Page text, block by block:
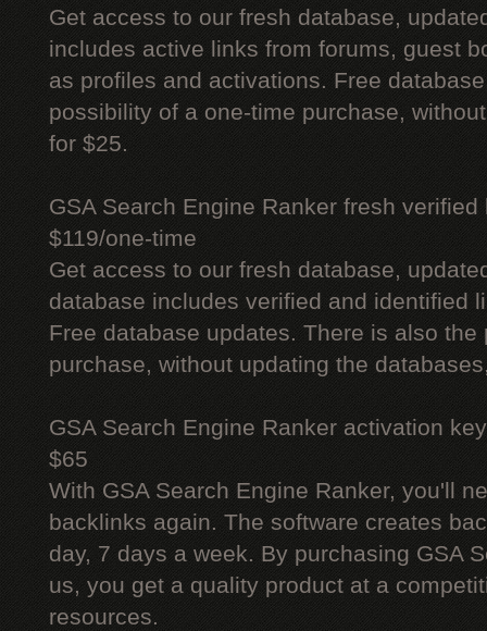
Get access to our fresh database,
includes active links from forums, guest
as profiles and activations. Free
possibility of a one-time purchase,
for $25.
GSA Search Engine Ranker fresh verified
$119/one-time
Get access to our fresh database,
database includes verified and identified
Free database updates. There is also
purchase, without updating the
GSA Search Engine Ranker activation key
$65
With GSA Search Engine Ranker, you'll
backlinks again. The software creates
day, 7 days a week. By purchasing GSA
us, you get a quality product at a
resources.